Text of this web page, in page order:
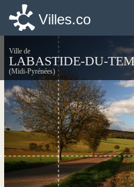
Villes.co
Ville de
LABASTIDE-DU-
(Midi-Pyrénées)
Villes.co